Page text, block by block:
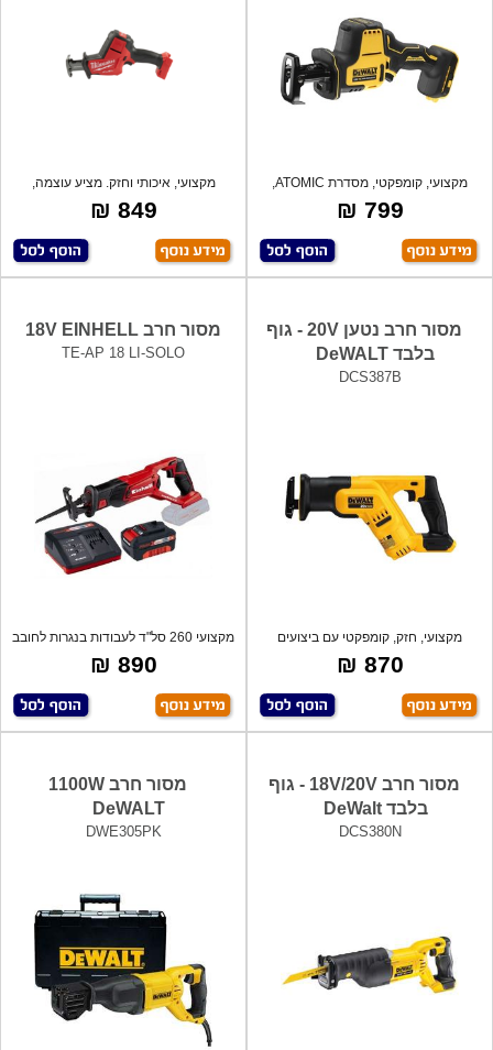
ויסות אלק
799 ₪
מקצועי, איכותי וחזק. מציע עוצמה,
מהירות
849 ₪
מסור חרב נטען 20V - גוף
בלבד DeWALT
DCS387B
מקצועי, חזק, קומפקטי עם ביצועים
מרשימים
870 ₪
מסור חרב 18V EINHELL
TE-AP 18 LI-SOLO
מקצועי 260 סל"ד לעבודות בנגרות לחובב
ולמ
890 ₪
מסור חרב 18V/20V - גוף
בלבד DeWalt
DCS380N
מסור חרב 1100W
DeWALT
DWE305PK